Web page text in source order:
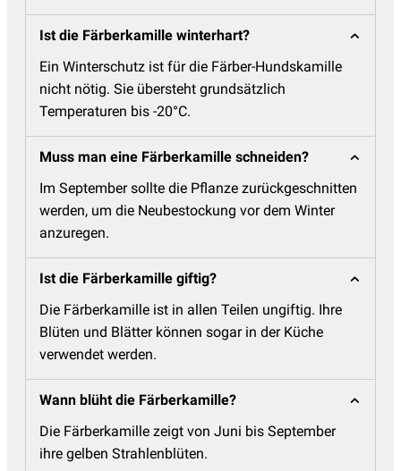
Ist die Färberkamille winterhart?
Ein Winterschutz ist für die Färber-Hundskamille
nicht nötig. Sie übersteht grundsätzlich
Temperaturen bis -20°C.
Muss man eine Färberkamille schneiden?
Im September sollte die Pflanze zurückgeschnitten
werden, um die Neubestockung vor dem Winter
anzuregen.
Ist die Färberkamille giftig?
Die Färberkamille ist in allen Teilen ungiftig. Ihre
Blüten und Blätter können sogar in der Küche
verwendet werden.
Wann blüht die Färberkamille?
Die Färberkamille zeigt von Juni bis September
ihre gelben Strahlenblüten.